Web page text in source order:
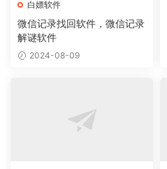
白嫖软件
微信记录找回软件，微信记录
解谜软件
2024-08-09